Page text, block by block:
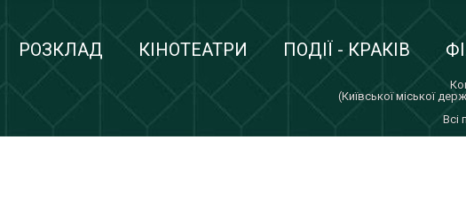
РОЗКЛАД КІНОТЕАТРИ ПОДІЇ - КРАКІВ
(Київської міської
Всi